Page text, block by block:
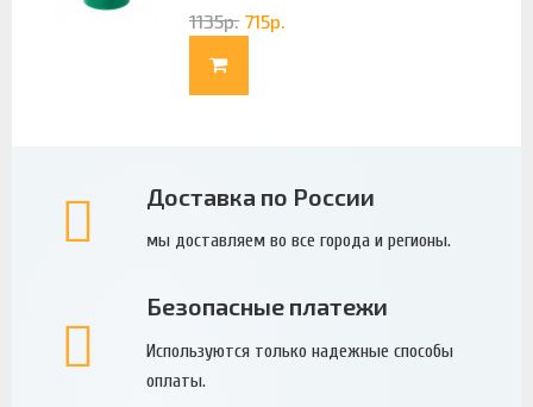
1135р. 715р.
Доставка по России
мы доставляем во все города и регионы.
Безопасные платежи
Используются только надежные способы
оплаты.